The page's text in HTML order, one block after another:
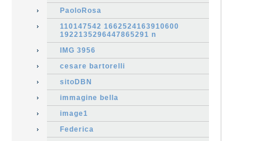
PaoloRosa
110147542 1662524163910600
1922135296447865291 n
IMG 3956
cesare bartorelli
sitoDBN
immagine bella
image1
Federica